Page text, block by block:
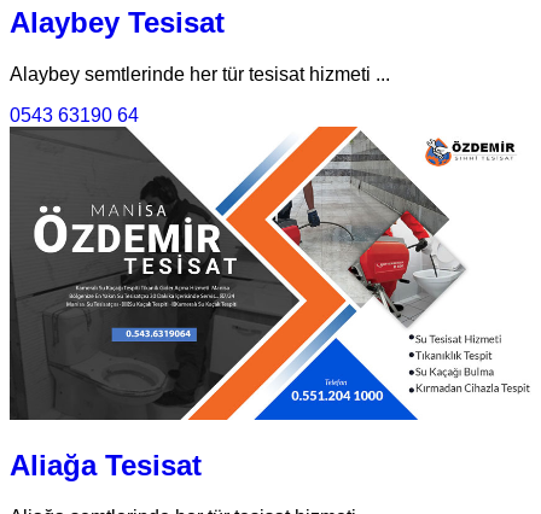
Alaybey Tesisat
Alaybey semtlerinde her tür tesisat hizmeti ...
0543 63190 64
Aliağa Tesisat